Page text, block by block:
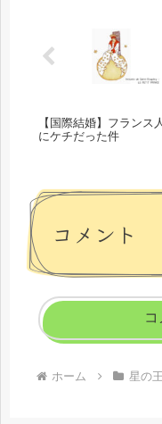
【国際結婚】フランス
にケチだった件
コメント
ホーム 星の